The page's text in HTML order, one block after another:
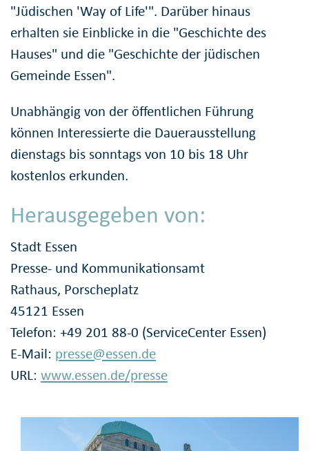
"Jüdischen 'Way of Life'". Darüber hinaus
erhalten sie Einblicke in die "Geschichte des
Hauses" und die "Geschichte der jüdischen
Gemeinde Essen".
Unabhängig von der öffentlichen Führung
können Interessierte die Dauerausstellung
dienstags bis sonntags von 10 bis 18 Uhr
kostenlos erkunden.
Herausgegeben von:
Stadt Essen
Presse- und Kommunikationsamt
Rathaus, Porscheplatz
45121 Essen
Telefon: +49 201 88-0 (ServiceCenter Essen)
E-Mail: presse@essen.de
URL: www.essen.de/presse